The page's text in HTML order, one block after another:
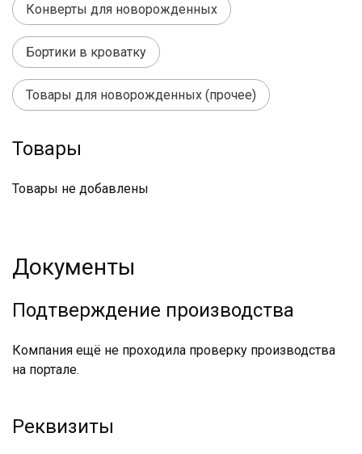
Конверты для новорожденных
Бортики в кроватку
Товары для новорожденных (прочее)
Товары
Товары не добавлены
Документы
Подтверждение производства
Компания ещё не проходила проверку производства
на портале.
Реквизиты